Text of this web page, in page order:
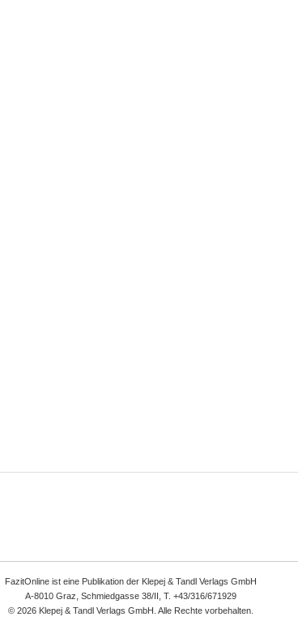
FazitOnline ist eine Publikation der Klepej & Tandl Verlags GmbH
A-8010 Graz, Schmiedgasse 38/II, T. +43/316/671929
© 2026 Klepej & Tandl Verlags GmbH. Alle Rechte vorbehalten.